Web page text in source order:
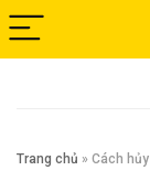
Trang chủ » Cách